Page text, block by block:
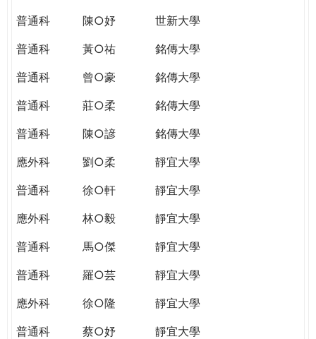
普通科
陳○妤
世新大學
普通科
黃○祐
銘傳大學
普通科
曾○豪
銘傳大學
普通科
莊○柔
銘傳大學
普通科
陳○諺
銘傳大學
應外科
劉○柔
靜宜大學
普通科
徐○軒
靜宜大學
應外科
林○毅
靜宜大學
普通科
馬○傑
靜宜大學
普通科
羅○芸
靜宜大學
應外科
徐○隆
靜宜大學
普通科
蔡○妤
靜宜大學